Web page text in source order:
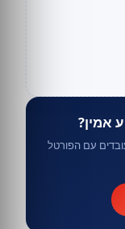
אמין?
עם הפורטל